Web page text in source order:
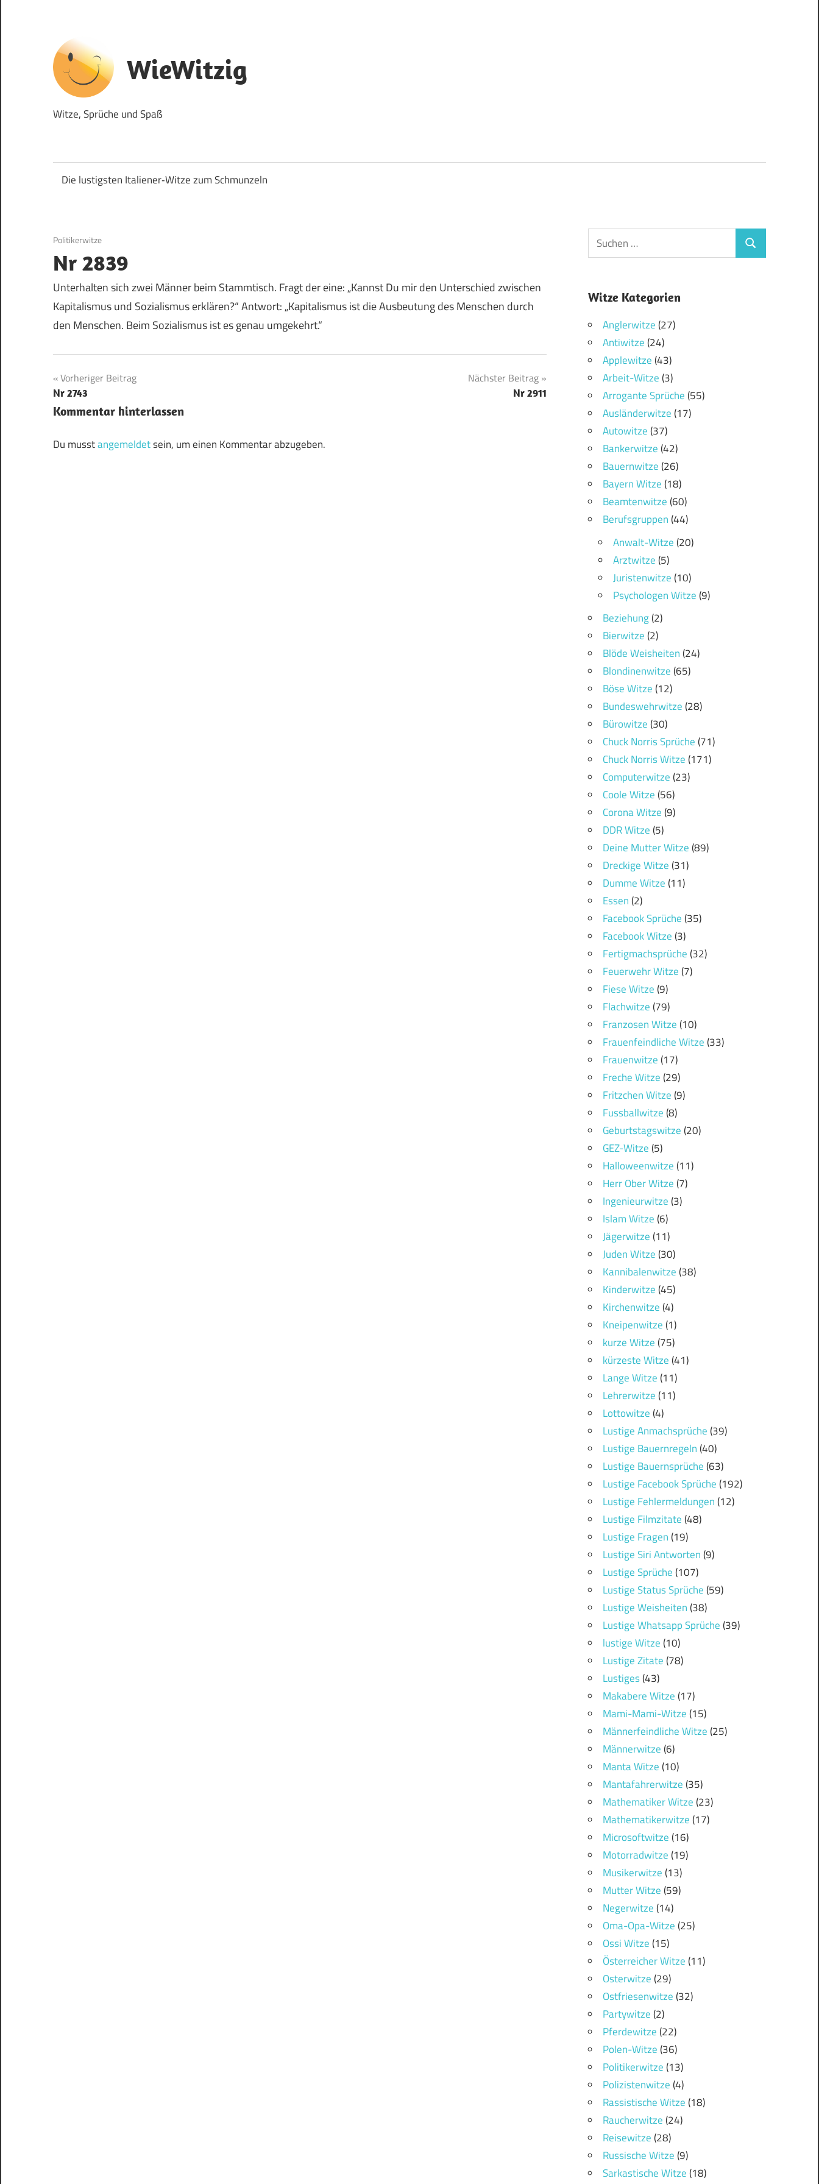
springen
WieWitzig
Witze, Sprüche und Spaß
Die lustigsten Italiener‑Witze zum Schmunzeln
16. September 2017
Politikerwitze
Nr 2839
Unterhalten sich zwei Männer beim Stammtisch. Fragt der eine: „Kannst Du mir den Unterschied zwischen
Kapitalismus und Sozialismus erklären?“ Antwort: „Kapitalismus ist die Ausbeutung des Menschen durch
den Menschen. Beim Sozialismus ist es genau umgekehrt.“
Beitragsnavigation
Vorheriger Beitrag
Nr 2743
Nächster Beitrag
Nr 2911
Kommentar hinterlassen
Du musstangemeldetsein, um einen Kommentar abzugeben.
Witze Kategorien
Anglerwitze(27)
Antiwitze(24)
Applewitze(43)
Arbeit-Witze(3)
Arrogante Sprüche(55)
Ausländerwitze(17)
Autowitze(37)
Bankerwitze(42)
Bauernwitze(26)
Bayern Witze(18)
Beamtenwitze(60)
Berufsgruppen(44)
Anwalt-Witze(20)
Arztwitze(5)
Juristenwitze(10)
Psychologen Witze(9)
Beziehung(2)
Bierwitze(2)
Blöde Weisheiten(24)
Blondinenwitze(65)
Böse Witze(12)
Bundeswehrwitze(28)
Bürowitze(30)
Chuck Norris Sprüche(71)
Chuck Norris Witze(171)
Computerwitze(23)
Coole Witze(56)
Corona Witze(9)
DDR Witze(5)
Deine Mutter Witze(89)
Dreckige Witze(31)
Dumme Witze(11)
Essen(2)
Facebook Sprüche(35)
Facebook Witze(3)
Fertigmachsprüche(32)
Feuerwehr Witze(7)
Fiese Witze(9)
Flachwitze(79)
Franzosen Witze(10)
Frauenfeindliche Witze(33)
Frauenwitze(17)
Freche Witze(29)
Fritzchen Witze(9)
Fussballwitze(8)
Geburtstagswitze(20)
GEZ-Witze(5)
Halloweenwitze(11)
Herr Ober Witze(7)
Ingenieurwitze(3)
Islam Witze(6)
Jägerwitze(11)
Juden Witze(30)
Kannibalenwitze(38)
Kinderwitze(45)
Kirchenwitze(4)
Kneipenwitze(1)
kurze Witze(75)
kürzeste Witze(41)
Lange Witze(11)
Lehrerwitze(11)
Lottowitze(4)
Lustige Anmachsprüche(39)
Lustige Bauernregeln(40)
Lustige Bauernsprüche(63)
Lustige Facebook Sprüche(192)
Lustige Fehlermeldungen(12)
Lustige Filmzitate(48)
Lustige Fragen(19)
Lustige Siri Antworten(9)
Lustige Sprüche(107)
Lustige Status Sprüche(59)
Lustige Weisheiten(38)
Lustige Whatsapp Sprüche(39)
lustige Witze(10)
Lustige Zitate(78)
Lustiges(43)
Makabere Witze(17)
Mami-Mami-Witze(15)
Männerfeindliche Witze(25)
Männerwitze(6)
Manta Witze(10)
Mantafahrerwitze(35)
Mathematiker Witze(23)
Mathematikerwitze(17)
Microsoftwitze(16)
Motorradwitze(19)
Musikerwitze(13)
Mutter Witze(59)
Negerwitze(14)
Oma-Opa-Witze(25)
Ossi Witze(15)
Österreicher Witze(11)
Osterwitze(29)
Ostfriesenwitze(32)
Partywitze(2)
Pferdewitze(22)
Polen-Witze(36)
Politikerwitze(13)
Polizistenwitze(4)
Rassistische Witze(18)
Raucherwitze(24)
Reisewitze(28)
Russische Witze(9)
Sarkastische Witze(18)